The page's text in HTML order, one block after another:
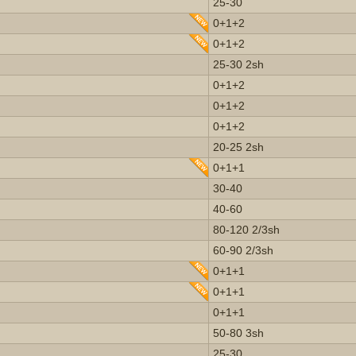
0+1+2
0+1+2
25-30 2sh
0+1+2
0+1+2
0+1+2
20-25 2sh
0+1+1
30-40
40-60
80-120 2/3sh
60-90 2/3sh
0+1+1
0+1+1
0+1+1
50-80 3sh
25-30